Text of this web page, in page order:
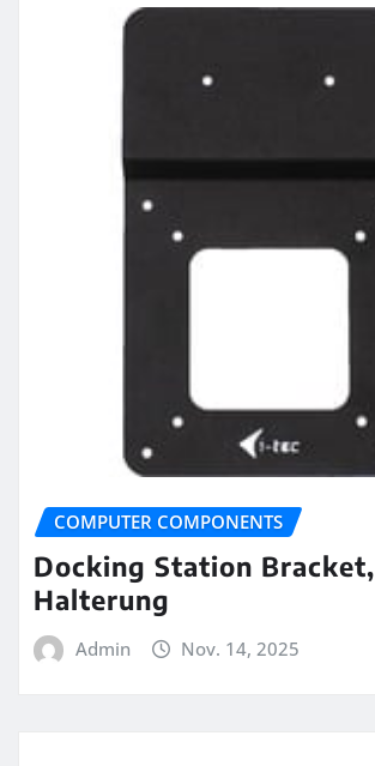
COMPUTER COMPONENTS
Docking Station Bracket,
Halterung
Admin Nov. 14, 2025